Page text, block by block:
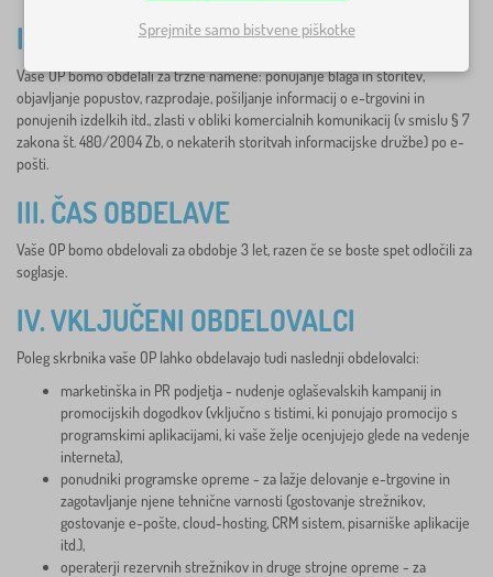
II. NAMEN OBDELAVE
Vaše OP bomo obdelali za tržne namene: ponujanje blaga in storitev,
objavljanje popustov, razprodaje, pošiljanje informacij o e-trgovini in
ponujenih izdelkih itd., zlasti v obliki komercialnih komunikacij (v smislu § 7
zakona št. 480/2004 Zb, o nekaterih storitvah informacijske družbe) po e-
pošti.
III. ČAS OBDELAVE
Vaše OP bomo obdelovali za obdobje 3 let, razen če se boste spet odločili za
soglasje.
IV. VKLJUČENI OBDELOVALCI
Poleg skrbnika vaše OP lahko obdelavajo tudi naslednji obdelovalci:
marketinška in PR podjetja - nudenje oglaševalskih kampanij in
promocijskih dogodkov (vključno s tistimi, ki ponujajo promocijo s
programskimi aplikacijami, ki vaše želje ocenjujejo glede na vedenje
interneta),
ponudniki programske opreme - za lažje delovanje e-trgovine in
zagotavljanje njene tehnične varnosti (gostovanje strežnikov,
gostovanje e-pošte, cloud-hosting, CRM sistem, pisarniške aplikacije
itd.),
operaterji rezervnih strežnikov in druge strojne opreme - za
Sprejmite samo bistvene piškotke